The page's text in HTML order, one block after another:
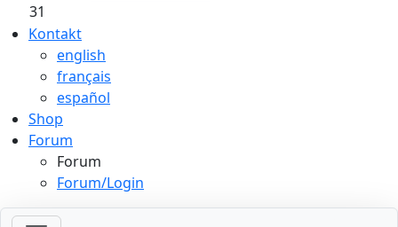
31
Kontakt
english
français
español
Shop
Forum
Forum
Forum/Login